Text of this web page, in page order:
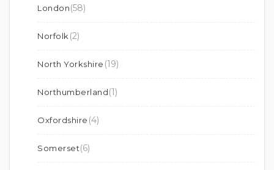
London(58)
Norfolk (2)
North Yorkshire (19)
Northumberland(1)
Oxfordshire (4)
Somerset(6)